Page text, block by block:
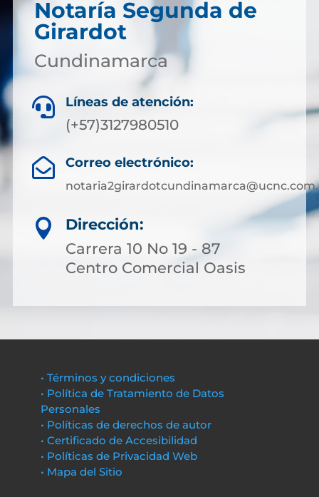
Notaría Segunda de
Girardot
Cundinamarca
 Líneas de atención:
(+57)3127980510
 Correo electrónico:

Dirección:
Carrera 10 No 19 - 87
Centro Comercial Oasis
• Términos y condiciones
• Política de Tratamiento de Datos
Personales
• Políticas de derechos de autor
• Certificado de Accesibilidad
• Políticas de Privacidad Web
• Mapa del Sitio